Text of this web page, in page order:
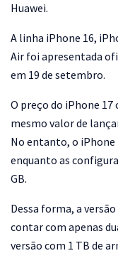
Huawei.
A linha iPhone 16,
Air foi apresentada
em 19 de setembro.
O preço do iPhone
mesmo valor de
No entanto, o iPhone
enquanto as
GB.
Dessa forma, a
contar com apenas
versão com 1 TB de